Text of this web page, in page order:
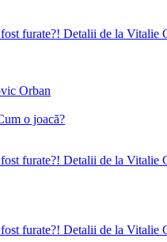
furate?! Detalii de la Vitalie
Orban
o joacă?
furate?! Detalii de la Vitalie
furate?! Detalii de la Vitalie